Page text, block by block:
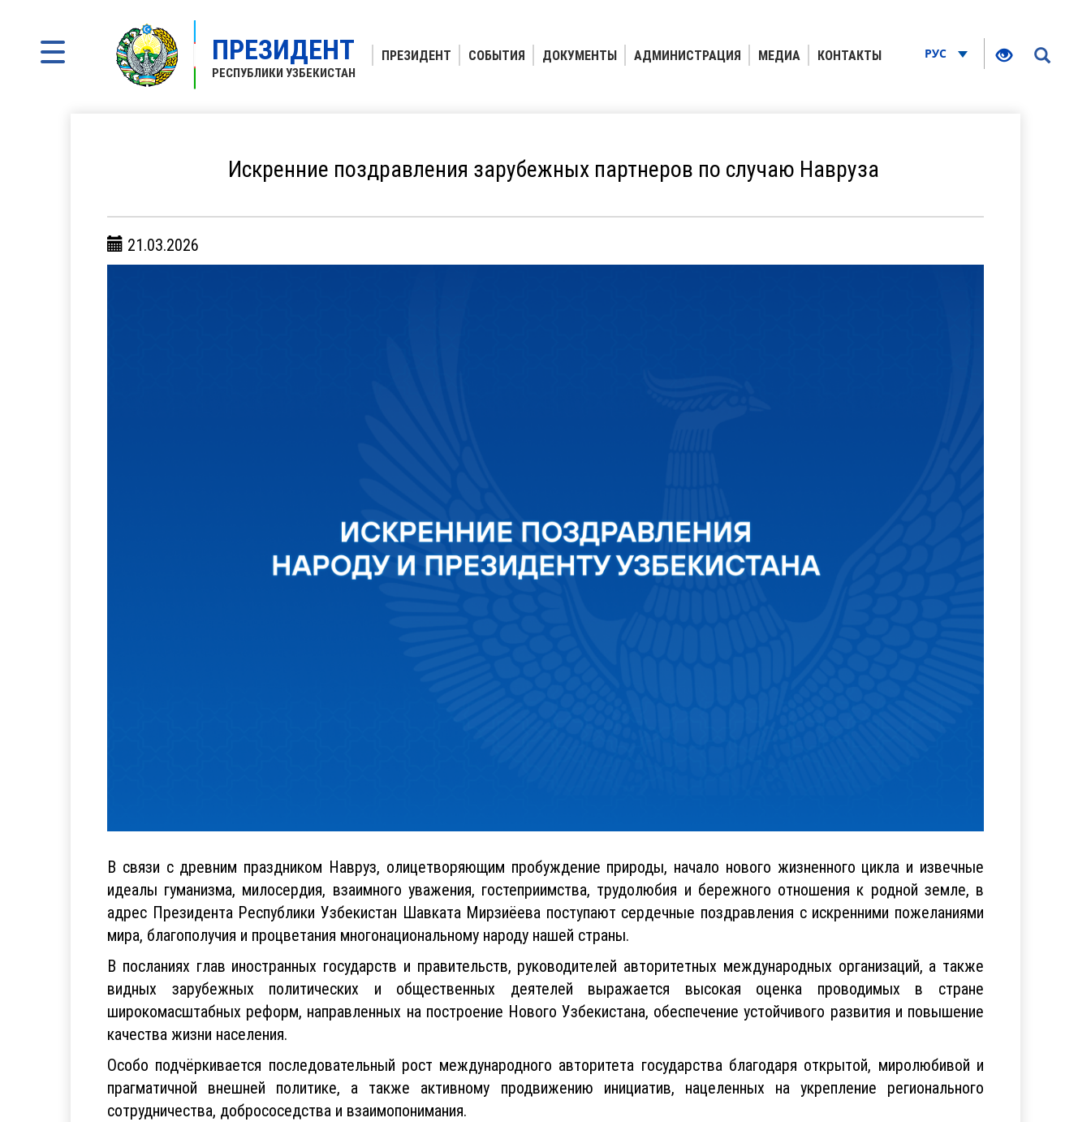
ПРЕЗИДЕНТ
РЕСПУБЛИКИ УЗБЕКИСТАН
ПРЕЗИДЕНТ СОБЫТИЯ ДОКУМЕНТЫ АДМИНИСТРАЦИЯ МЕДИА КОНТАКТЫ РУС
Искренние поздравления зарубежных партнеров по случаю Навруза
21.03.2026
В связи с древним праздником Навруз, олицетворяющим пробуждение природы, начало нового жизненного цикла и извечные
идеалы гуманизма, милосердия, взаимного уважения, гостеприимства, трудолюбия и бережного отношения к родной земле, в
адрес Президента Республики Узбекистан Шавката Мирзиёева поступают сердечные поздравления с искренними пожеланиями
мира, благополучия и процветания многонациональному народу нашей страны.
В посланиях глав иностранных государств и правительств, руководителей авторитетных международных организаций, а также
видных зарубежных политических и общественных деятелей выражается высокая оценка проводимых в стране
широкомасштабных реформ, направленных на построение Нового Узбекистана, обеспечение устойчивого развития и повышение
качества жизни населения.
Особо подчёркивается последовательный рост международного авторитета государства благодаря открытой, миролюбивой и
прагматичной внешней политике, а также активному продвижению инициатив, нацеленных на укрепление регионального
сотрудничества, добрососедства и взаимопонимания.